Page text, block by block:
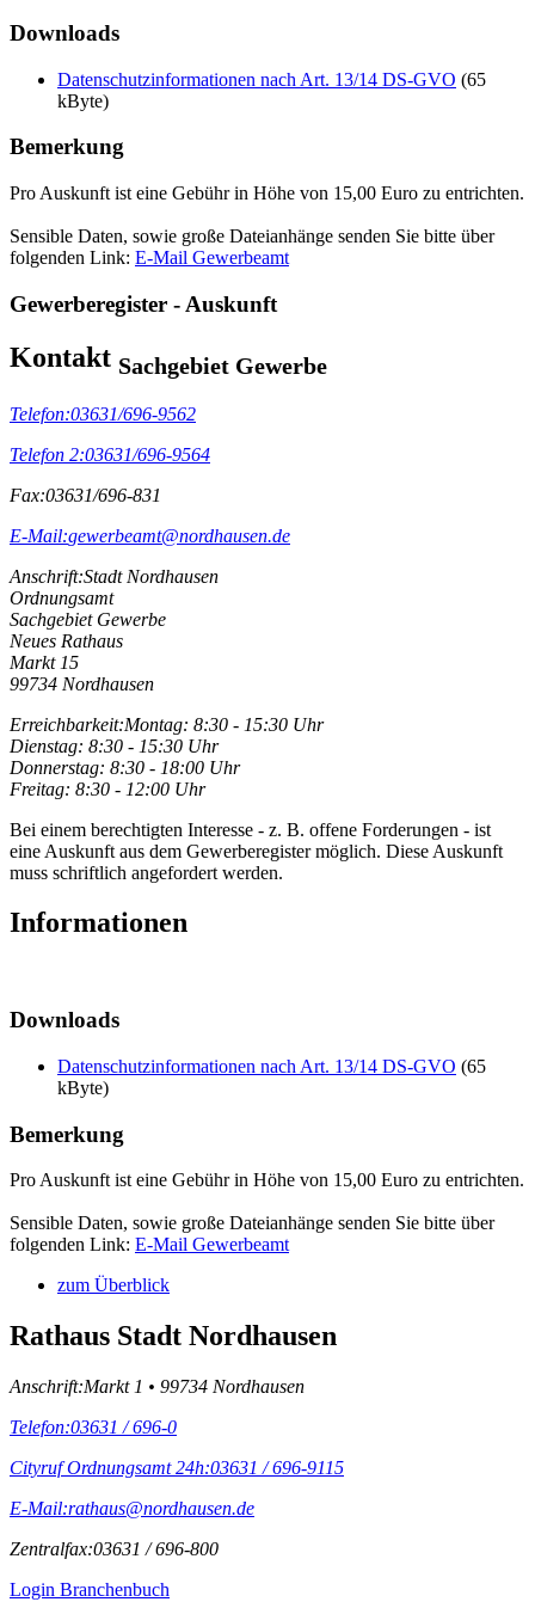
Downloads
Datenschutzinformationen nach Art. 13/14 DS-GVO (65
kByte)
Bemerkung
Pro Auskunft ist eine Gebühr in Höhe von 15,00 Euro zu entrichten.
Sensible Daten, sowie große Dateianhänge senden Sie bitte über
folgenden Link: E-Mail Gewerbeamt
Gewerberegister - Auskunft
Kontakt Sachgebiet Gewerbe
Telefon:03631/696-9562
Telefon 2:03631/696-9564
Fax:03631/696-831
E-Mail:gewerbeamt@nordhausen.de
Anschrift:Stadt Nordhausen
Ordnungsamt
Sachgebiet Gewerbe
Neues Rathaus
Markt 15
99734 Nordhausen
Erreichbarkeit:Montag: 8:30 - 15:30 Uhr
Dienstag: 8:30 - 15:30 Uhr
Donnerstag: 8:30 - 18:00 Uhr
Freitag: 8:30 - 12:00 Uhr
Bei einem berechtigten Interesse - z. B. offene Forderungen - ist
eine Auskunft aus dem Gewerberegister möglich. Diese Auskunft
muss schriftlich angefordert werden.
Informationen
Downloads
Datenschutzinformationen nach Art. 13/14 DS-GVO (65
kByte)
Bemerkung
Pro Auskunft ist eine Gebühr in Höhe von 15,00 Euro zu entrichten.
Sensible Daten, sowie große Dateianhänge senden Sie bitte über
folgenden Link: E-Mail Gewerbeamt
zum Überblick
Rathaus Stadt Nordhausen
Anschrift:Markt 1 • 99734 Nordhausen
Telefon:03631 / 696-0
Cityruf Ordnungsamt 24h:03631 / 696-9115
E-Mail:rathaus@nordhausen.de
Zentralfax:03631 / 696-800
Login Branchenbuch